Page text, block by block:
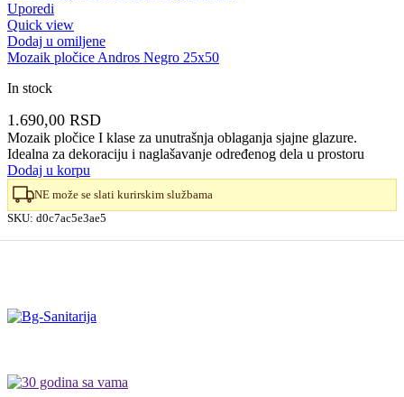
Uporedi
Quick view
Dodaj u omiljene
Mozaik pločice Andros Negro 25x50
In stock
1.690,00 RSD
Mozaik pločice I klase za unutrašnja oblaganja sjajne glazure.
Idealna za dekoraciju i naglašavanje određenog dela u prostoru
Dodaj u korpu
NE može se slati kurirskim službama
SKU: d0c7ac5e3ae5